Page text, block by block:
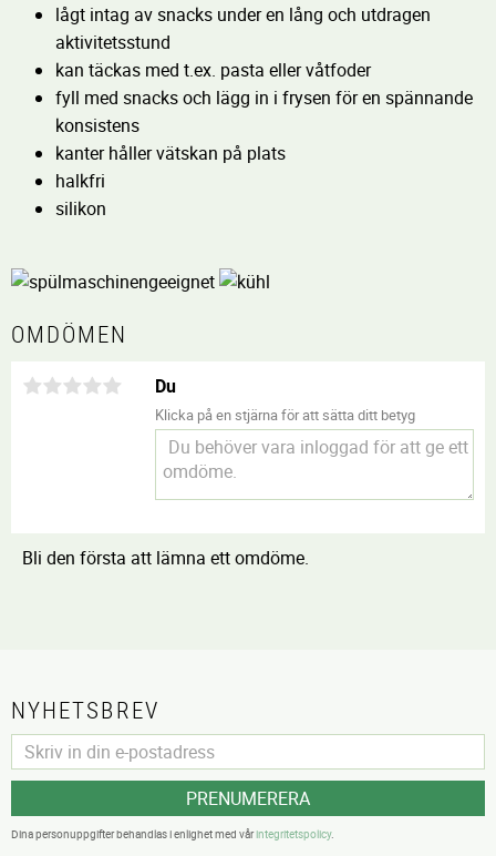
lågt intag av snacks under en lång och utdragen
aktivitetsstund
kan täckas med t.ex. pasta eller våtfoder
fyll med snacks och lägg in i frysen för en spännande
konsistens
kanter håller vätskan på plats
halkfri
silikon
OMDÖMEN
Du
Klicka på en stjärna för att sätta ditt betyg
Bli den första att lämna ett omdöme.
NYHETSBREV
PRENUMERERA
Dina personuppgifter behandlas i enlighet med vårintegritetspolicy.